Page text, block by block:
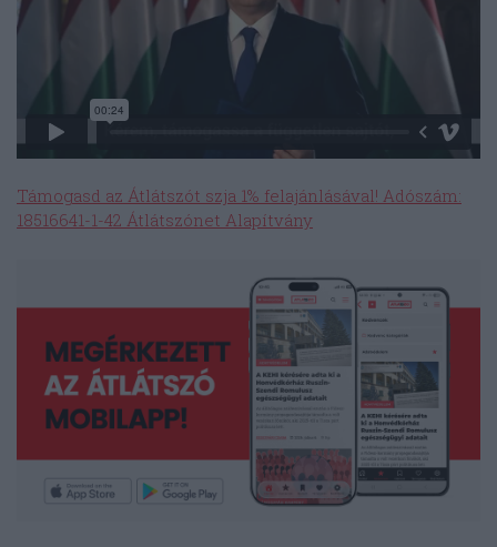
Támogasd az Átlátszót szja 1% felajánlásával! Adószám:
18516641-1-42 Átlátszónet Alapítvány